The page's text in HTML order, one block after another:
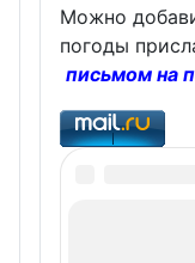
Можно
погоды
письмом на